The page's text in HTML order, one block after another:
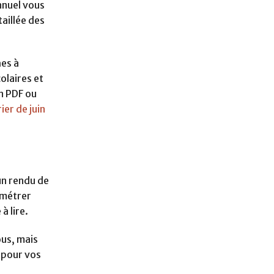
vous
des
à
et
ou
de juin
rendu de
à lire.
mais
vos